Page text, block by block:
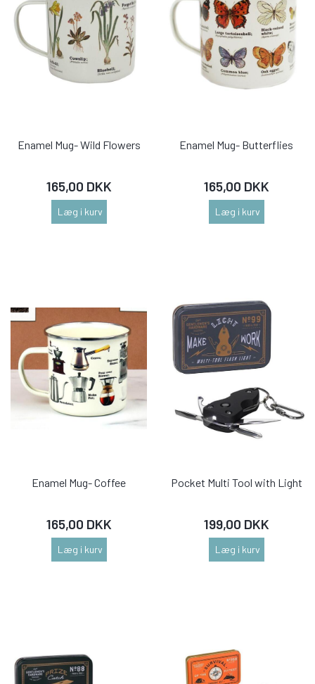
Enamel Mug- Wild Flowers
165,00 DKK
Læg i kurv
Enamel Mug- Butterflies
165,00 DKK
Læg i kurv
Enamel Mug- Coffee
165,00 DKK
Læg i kurv
Pocket Multi Tool with Light
199,00 DKK
Læg i kurv